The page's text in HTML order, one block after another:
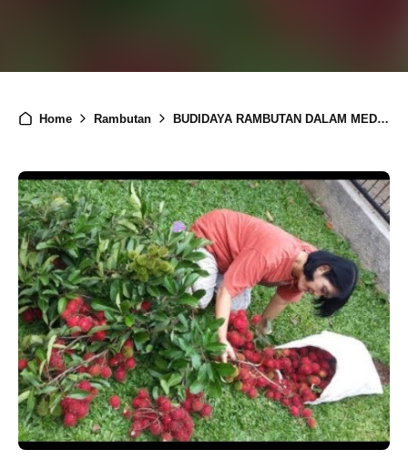
Home Rambutan BUDIDAYA RAMBUTAN DALAM MEDIA POT